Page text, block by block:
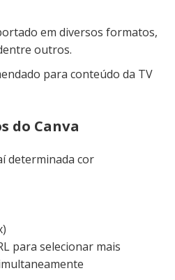
em diversos formatos,
outros.
para conteúdo da TV
do Canva
determinada cor
para selecionar mais